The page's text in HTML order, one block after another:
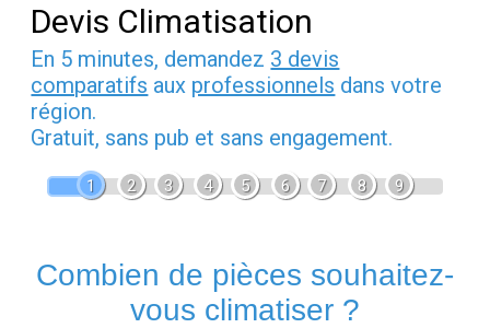
Devis Climatisation
En 5 minutes, demandez 3 devis
comparatifs aux professionnels dans votre
région.
Gratuit, sans pub et sans engagement.
1 2 3 4 5 6 7 8 9
Combien de pièces souhaitez-
vous climatiser ?